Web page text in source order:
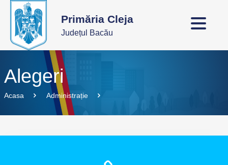
Primăria Cleja
Județul Bacău
Alegeri
Acasa Administrație